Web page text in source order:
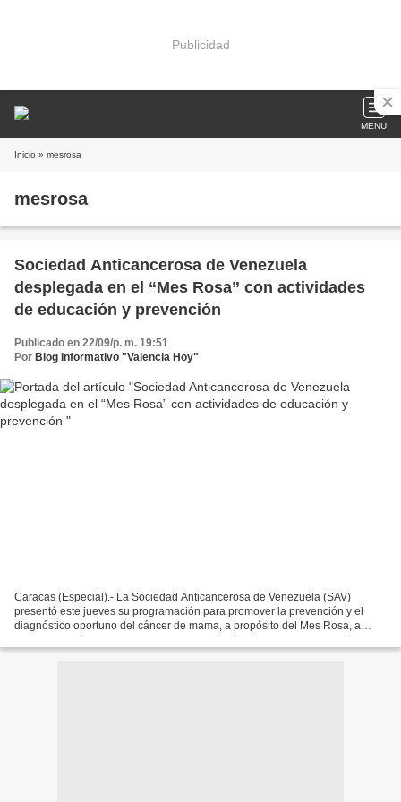
Publicidad
MENU
Inicio » mesrosa
mesrosa
Sociedad Anticancerosa de Venezuela
desplegada en el “Mes Rosa” con actividades
de educación y prevención
Publicado en 22/09/p. m. 19:51
Por Blog Informativo "Valencia Hoy"
Caracas (Especial).- La Sociedad Anticancerosa de Venezuela (SAV)
presentó este jueves su programación para promover la prevención y el
diagnóstico oportuno del cáncer de mama, a propósito del Mes Rosa, a